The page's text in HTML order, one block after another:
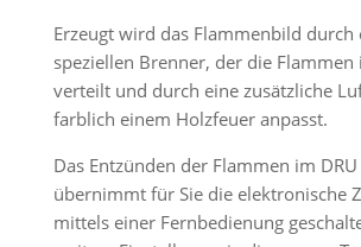
Erzeugt wird das Flammenbild durch
speziellen Brenner, der die
verteilt und durch eine zusätzliche
farblich einem Holzfeuer anpasst.
Das Entzünden der Flammen im
übernimmt für Sie die elektronische
mittels einer Fernbedienung